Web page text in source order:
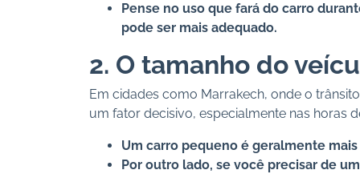
Pense no uso que fará do carro
pode ser mais adequado.
2. O tamanho do
Em cidades como Marrakech, onde o
um fator decisivo, especialmente nas horas
Um carro pequeno é geralmente
Por outro lado, se você precisar de